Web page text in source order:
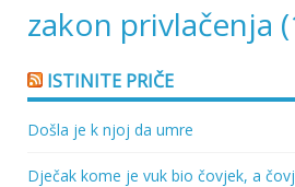
zakon privlačenja
ISTINITE PRIČE
Došla je k njoj da umre
Dječak kome je vuk bio čovjek, a